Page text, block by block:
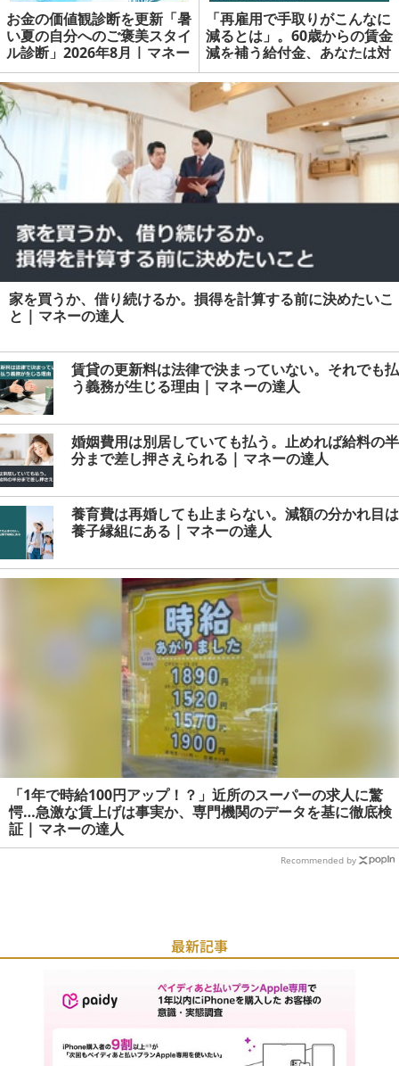
お金の価値観診断を更新「暑
い夏の自分へのご褒美スタイ
ル診断」2026年8月 | マネー
の達人
「再雇用で手取りがこんなに
減るとは」。60歳からの賃金
減を補う給付金、あなたは対
象？ | マネーの達人
家を買うか、借り続けるか。損得を計算する前に決めたいこ
と | マネーの達人
賃貸の更新料は法律で決まっていない。それでも払
う義務が生じる理由 | マネーの達人
婚姻費用は別居していても払う。止めれば給料の半
分まで差し押さえられる | マネーの達人
養育費は再婚しても止まらない。減額の分かれ目は
養子縁組にある | マネーの達人
「1年で時給100円アップ！？」近所のスーパーの求人に驚
愕…急激な賃上げは事実か、専門機関のデータを基に徹底検
証 | マネーの達人
Recommended by
最新記事